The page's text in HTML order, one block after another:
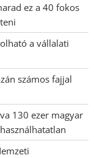
ez a 40 fokos
a vállalati
számos fajjal
130 ezer magyar